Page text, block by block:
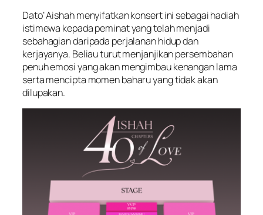
Dato’ Aishah menyifatkan konsert ini sebagai hadiah
istimewa kepada peminat yang telah menjadi
sebahagian daripada perjalanan hidup dan
kerjayanya. Beliau turut menjanjikan persembahan
penuh emosi yang akan mengimbau kenangan lama
serta mencipta momen baharu yang tidak akan
dilupakan.